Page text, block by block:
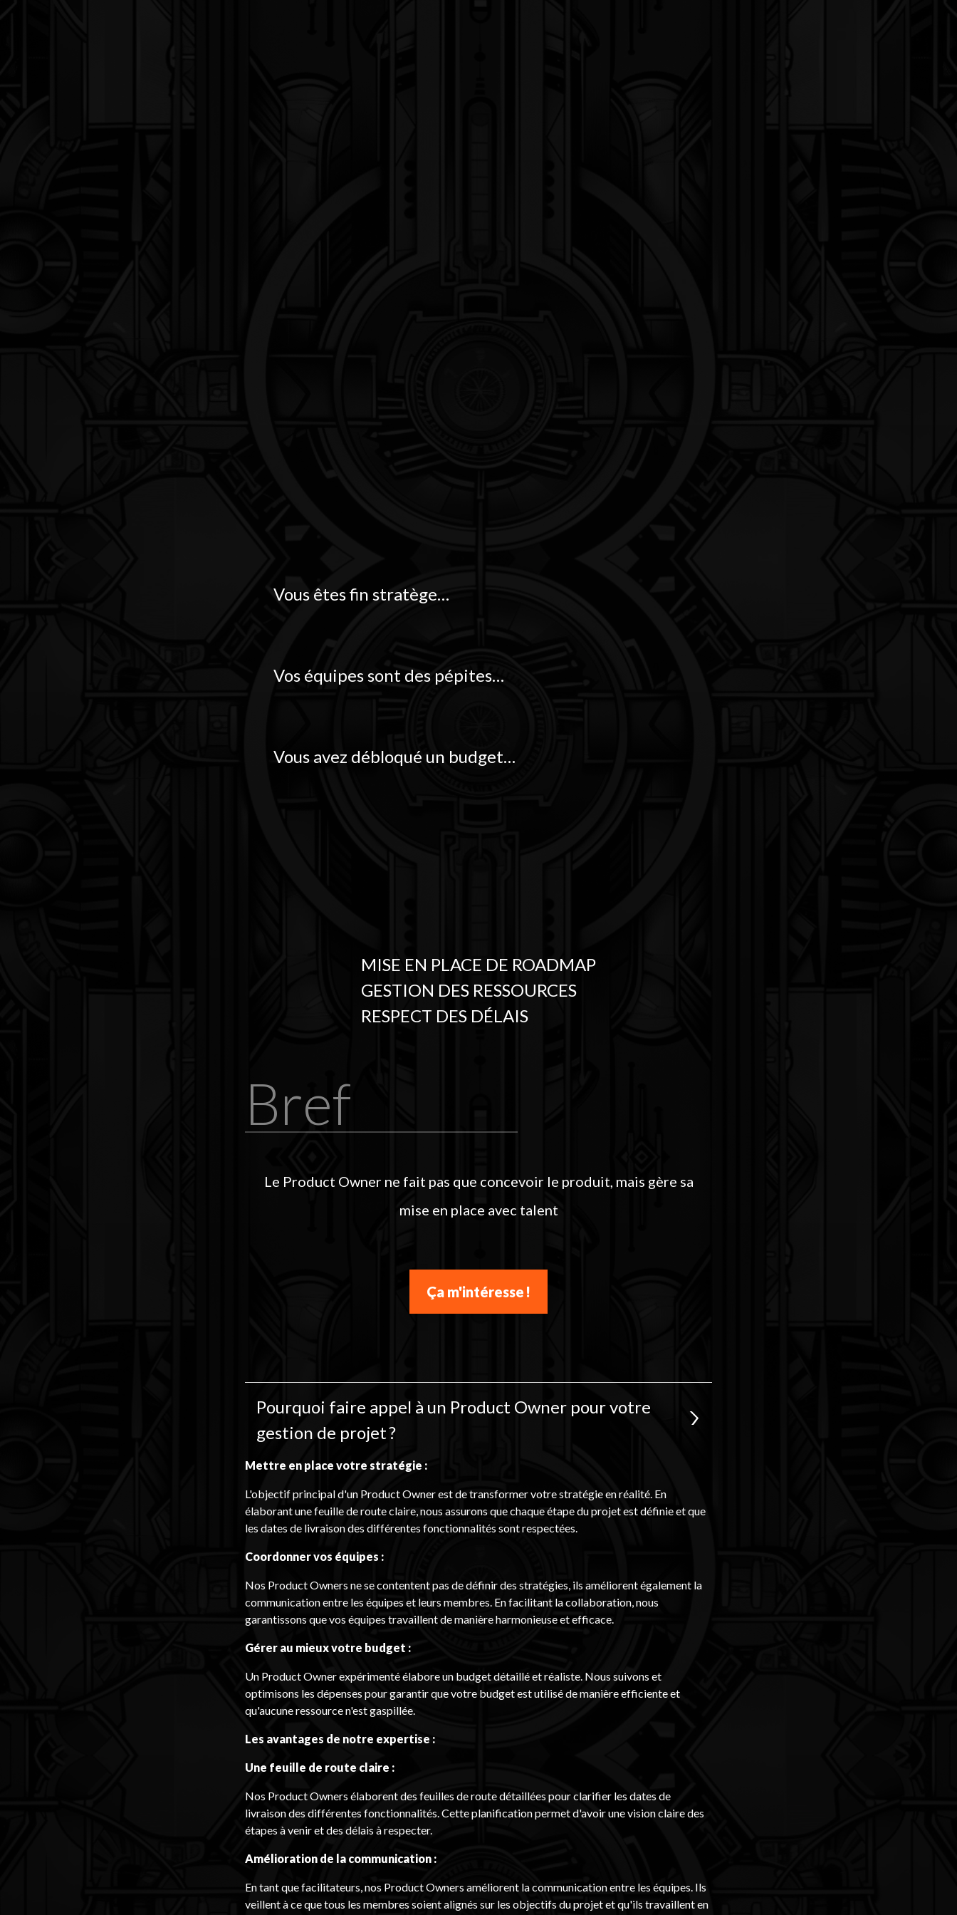
Vous êtes fin stratège…
Vos équipes sont des pépites…
Vous avez débloqué un budget…
MISE EN PLACE DE ROADMAP
GESTION DES RESSOURCES
RESPECT DES DÉLAIS
Bref
Le Product Owner ne fait pas que concevoir le produit, mais gère sa
mise en place avec talent
Ça m'intéresse !
Pourquoi faire appel à un Product Owner pour votre
gestion de projet ?
Mettre en place votre stratégie :
L'objectif principal d'un Product Owner est de transformer votre stratégie en réalité. En
élaborant une feuille de route claire, nous assurons que chaque étape du projet est définie et que
les dates de livraison des différentes fonctionnalités sont respectées.
Coordonner vos équipes :
Nos Product Owners ne se contentent pas de définir des stratégies, ils améliorent également la
communication entre les équipes et leurs membres. En facilitant la collaboration, nous
garantissons que vos équipes travaillent de manière harmonieuse et efficace.
Gérer au mieux votre budget :
Un Product Owner expérimenté élabore un budget détaillé et réaliste. Nous suivons et
optimisons les dépenses pour garantir que votre budget est utilisé de manière efficiente et
qu'aucune ressource n'est gaspillée.
Les avantages de notre expertise :
Une feuille de route claire :
Nos Product Owners élaborent des feuilles de route détaillées pour clarifier les dates de
livraison des différentes fonctionnalités. Cette planification permet d'avoir une vision claire des
étapes à venir et des délais à respecter.
Amélioration de la communication :
En tant que facilitateurs, nos Product Owners améliorent la communication entre les équipes. Ils
veillent à ce que tous les membres soient alignés sur les objectifs du projet et qu'ils travaillent en